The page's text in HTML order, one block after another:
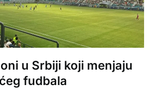
u Srbiji koji menjaju
fudbala